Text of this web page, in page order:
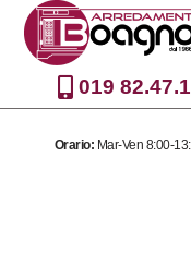
Vai
contenuto
019
Orario: Mar-Ven 8:00-